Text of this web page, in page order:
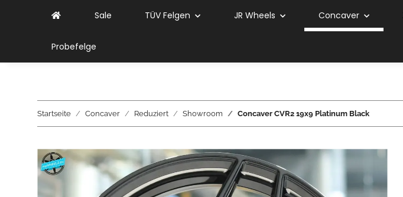
Sale TÜV Felgen JR Wheels Concaver
Probefelge
Startseite Concaver Reduziert Showroom Concaver CVR2 19x9 Platinum Black